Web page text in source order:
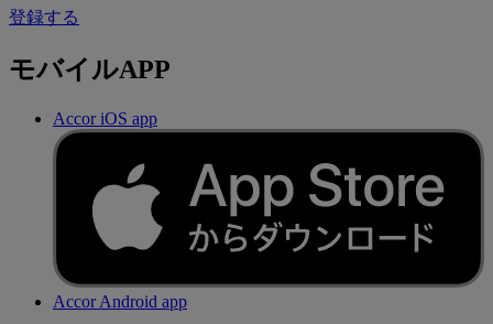
登録する
モバイルAPP
Accor iOS app
Accor Android app